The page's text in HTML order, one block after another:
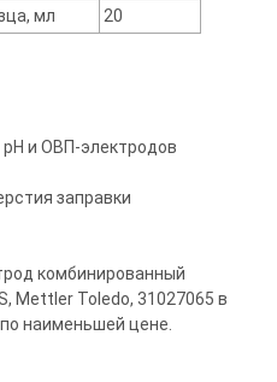
мл
20
pH и ОВП-электродов
заправки
комбинированный
Mettler Toledo, 31027065 в
наименьшей цене.